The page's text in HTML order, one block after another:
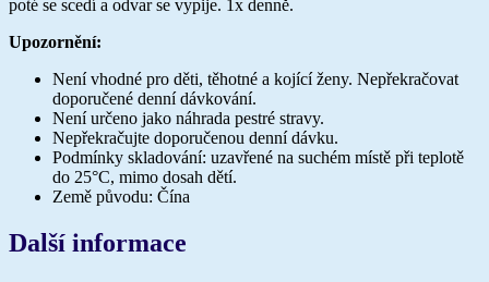
poté se scedí a odvar se vypije. 1x denně.
Upozornění:
Není vhodné pro děti, těhotné a kojící ženy. Nepřekračovat
doporučené denní dávkování.
Není určeno jako náhrada pestré stravy.
Nepřekračujte doporučenou denní dávku.
Podmínky skladování: uzavřené na suchém místě při teplotě
do 25°C, mimo dosah dětí.
Země původu: Čína
Další informace